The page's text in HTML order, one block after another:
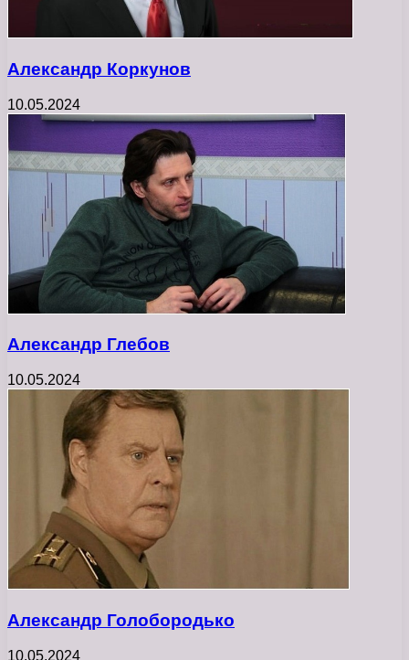
Александр Коркунов
10.05.2024
Александр Глебов
10.05.2024
Александр Голобородько
10.05.2024